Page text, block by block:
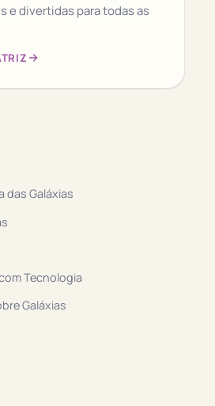
e divertidas para todas as
das Galáxias
Tecnologia
Galáxias